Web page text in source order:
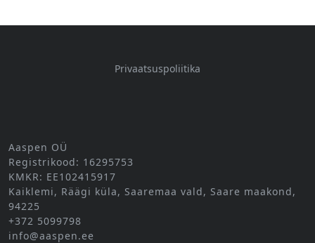
Privaatsuspoliitika
Aaspen OÜ
Registrikood: 16295753
KMKR: EE102415917
Kaiklemi, Räägi küla, Saaremaa vald, Saare maakond,
94225
+372 5099798
info@aaspen.ee